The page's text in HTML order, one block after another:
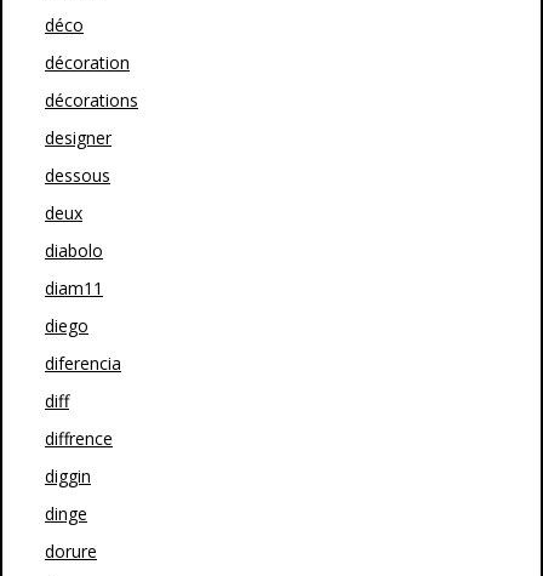
déco
décoration
décorations
designer
dessous
deux
diabolo
diam11
diego
diferencia
diff
diffrence
diggin
dinge
dorure